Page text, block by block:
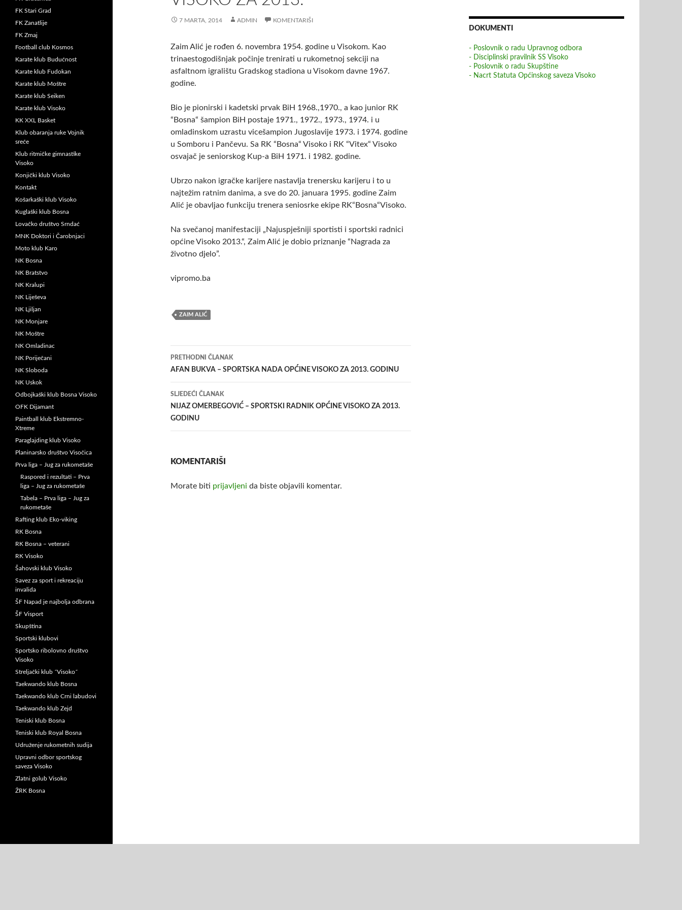
7 MARTA, 2014 ADMIN KOMENTARIŠI
Zaim Alić je rođen 6. novembra 1954. godine u Visokom. Kao
trinaestogodišnjak počinje trenirati u rukometnoj sekciji na
asfaltnom igralištu Gradskog stadiona u Visokom davne 1967.
godine.
Bio je pionirski i kadetski prvak BiH 1968.,1970., a kao junior RK
“Bosna“ šampion BiH postaje 1971., 1972., 1973., 1974. i u
omladinskom uzrastu vicešampion Jugoslavije 1973. i 1974. godine
u Somboru i Pančevu. Sa RK “Bosna“ Visoko i RK “Vitex“ Visoko
osvajač je seniorskog Kup-a BiH 1971. i 1982. godine.
Ubrzo nakon igračke karijere nastavlja trenersku karijeru i to u
najtežim ratnim danima, a sve do 20. januara 1995. godine Zaim
Alić je obavljao funkciju trenera seniosrke ekipe RK“Bosna“Visoko.
Na svečanoj manifestaciji „Najuspješniji sportisti i sportski radnici
općine Visoko 2013.“, Zaim Alić je dobio priznanje “Nagrada za
životno djelo”.
vipromo.ba
ZAIM ALIĆ
Navigacija
članaka
PRETHODNI ČLANAK
AFAN BUKVA – SPORTSKA NADA OPĆINE VISOKO ZA 2013. GODINU
SLJEDEĆI ČLANAK
NIJAZ OMERBEGOVIĆ – SPORTSKI RADNIK OPĆINE VISOKO ZA 2013.
GODINU
KOMENTARIŠI
Morate biti prijavljeni da biste objavili komentar.
DOKUMENTI
- Poslovnik o radu Upravnog odbora
- Disciplinski pravilnik SS Visoko
- Poslovnik o radu Skupštine
- Nacrt Statuta Općinskog saveza Visoko
FK Stari Grad
FK Zanatlije
FK Zmaj
Football club Kosmos
Karate klub Budućnost
Karate klub Fudokan
Karate klub Moštre
Karate klub Seiken
Karate klub Visoko
KK XXL Basket
Klub obaranja ruke Vojnik
sreće
Klub ritmičke gimnastike
Visoko
Konjički klub Visoko
Kontakt
Košarkaški klub Visoko
Kuglaški klub Bosna
Lovačko društvo Srndać
MNK Doktori i Čarobnjaci
Moto klub Karo
NK Bosna
NK Bratstvo
NK Kralupi
NK Liješeva
NK Ljiljan
NK Monjare
NK Moštre
NK Omladinac
NK Poriječani
NK Sloboda
NK Uskok
Odbojkaški klub Bosna Visoko
OFK Dijamant
Paintball klub Ekstremno-
Xtreme
Paraglajding klub Visoko
Planinarsko društvo Visočica
Prva liga – Jug za rukometaše
Raspored i rezultati – Prva
liga – Jug za rukometaše
Tabela – Prva liga – Jug za
rukometaše
Rafting klub Eko-viking
RK Bosna
RK Bosna – veterani
RK Visoko
Šahovski klub Visoko
Savez za sport i rekreaciju
invalida
ŠF Napad je najbolja odbrana
ŠF Visport
Skupština
Sportski klubovi
Sportsko ribolovno društvo
Visoko
Streljački klub ˝Visoko˝
Taekwando klub Bosna
Taekwando klub Crni labudovi
Taekwando klub Zejd
Teniski klub Bosna
Teniski klub Royal Bosna
Udruženje rukometnih sudija
Upravni odbor sportskog
saveza Visoko
Zlatni golub Visoko
ŽRK Bosna